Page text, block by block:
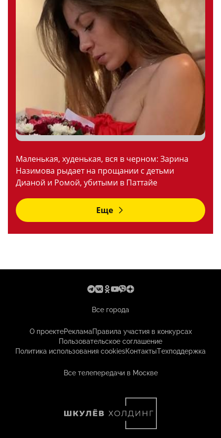
Маленькая, худенькая, вся в черном: Зарина
Назимова рыдает на прощании с детьми
Дианой и Ромой, убитыми в Паттайе
Еще
Все города
О проектеРекламаПравила участия в конкурсах
Пользовательское соглашение
Политика использования cookiesКонтактыТехподдержка
Все телепередачи в Москве